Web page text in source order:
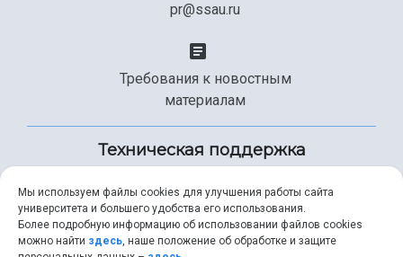
pr@ssau.ru
Требования к новостным
материалам
Техническая поддержка
+7 (846) 267-49-99
Мы используем файлы cookies для улучшения работы сайта
университета и большего удобства его использования.
Более подробную информацию об использовании файлов cookies
можно найти здесь, наше положение об обработке и защите